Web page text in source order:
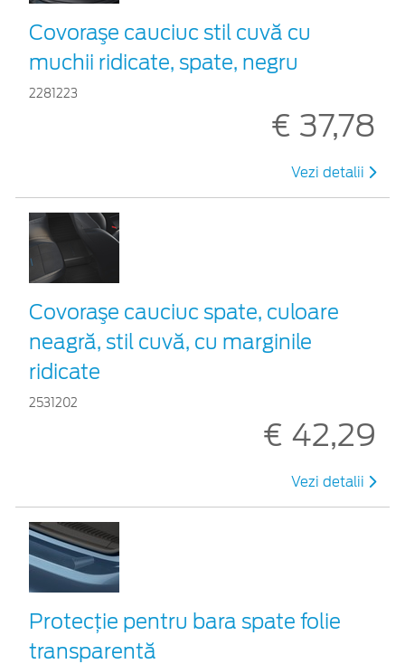
Covoraşe cauciuc stil cuvă cu
muchii ridicate, spate, negru
2281223
€ 37,78
Vezi detalii
Covoraşe cauciuc spate, culoare
neagră, stil cuvă, cu marginile
ridicate
2531202
€ 42,29
Vezi detalii
Protecţie pentru bara spate folie
transparentă